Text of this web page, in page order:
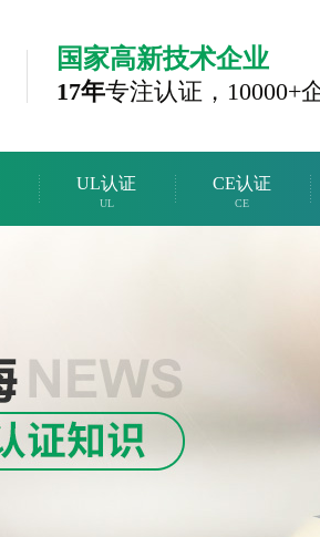
国家高新技术企业
17年专注认证， 10000+
UL认证
UL
CE认证
CE